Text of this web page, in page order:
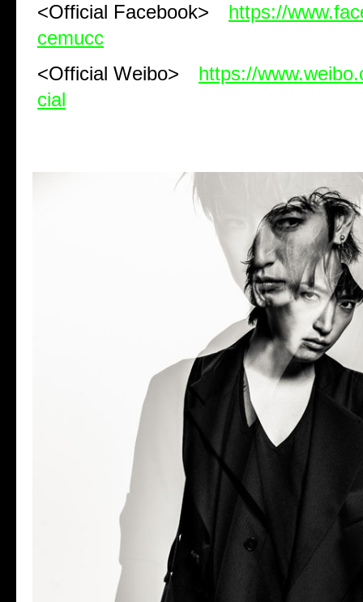
<Official Facebook>
https://
cemucc
<Official Weibo>
https://
cial